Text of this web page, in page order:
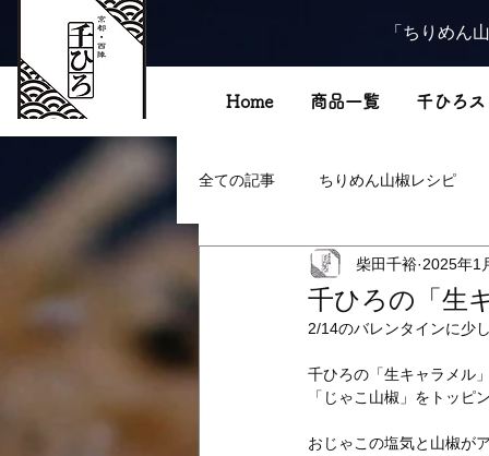
「ちりめん
Home 商品一覧 千ひろ
全ての記事 ちりめん山椒レシピ
千ひろの「生
柴田千裕 2025年1
2/14のバレンタインに少
千ひろの「生キャラメル
「じゃこ山椒」をトッピ
おじゃこの塩気と山椒が